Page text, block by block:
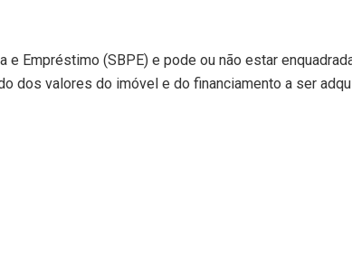
Empréstimo (SBPE) e pode ou não estar
dos valores do imóvel e do financiamento a ser